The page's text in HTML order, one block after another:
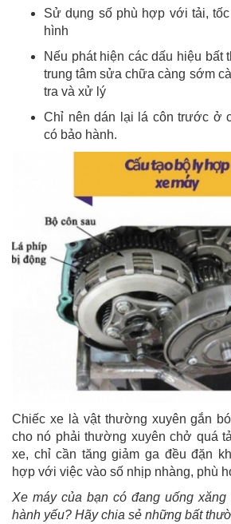
Sử dụng số phù hợp với tải,
hình
Nếu phát hiện các dấu hiệu bất
trung tâm sửa chữa càng sớm
tra và xử lý
Chỉ nên dán lại lá côn trước ở
có bảo hành.
Chiếc xe là vật thường xuyên gắn
cho nó phải thường xuyên chở quá
xe, chỉ cần tăng giảm ga đều đặn
hợp với việc vào số nhịp nhàng, phù
Xe máy của bạn có đang uống
hành yếu? Hãy chia sẻ những bất